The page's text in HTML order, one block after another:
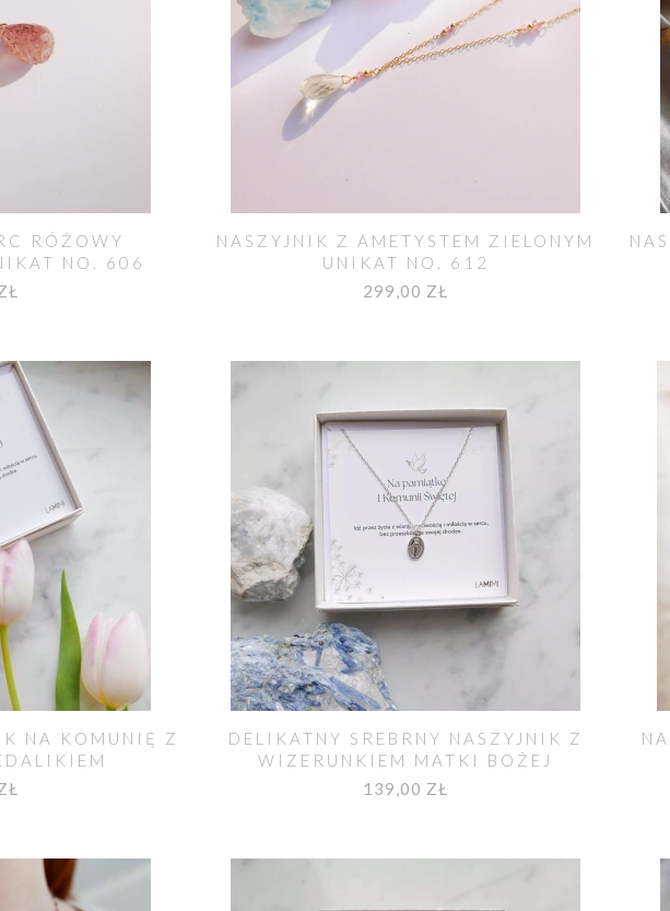
RÓŻOWY
NO. 606
NASZYJNIK Z AMETYSTEM ZIELONYM
UNIKAT NO. 612
299,00 ZŁ
NA KOMUNIĘ Z
DELIKATNY SREBRNY NASZYJNIK Z
WIZERUNKIEM MATKI BOŻEJ
139,00 ZŁ